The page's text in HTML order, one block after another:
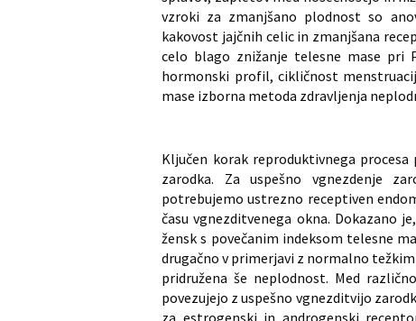
vzroki za zmanjšano plodnost so
kakovost jajčnih celic in zmanjšana
celo blago znižanje telesne mase pri
hormonski profil, cikličnost
mase izborna metoda zdravljenja
Ključen korak reproduktivnega
zarodka. Za uspešno vgnezdenje
potrebujemo ustrezno receptiven
času vgnezditvenega okna. Dokazano
žensk s povečanim indeksom telesne
drugačno v primerjavi z normalno
pridružena še neplodnost. Med
povezujejo z uspešno vgnezditvijo